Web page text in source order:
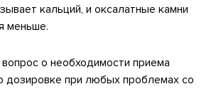
кальций, и оксалатные камни
меньше.
о необходимости приема
дозировке при любых проблемах со